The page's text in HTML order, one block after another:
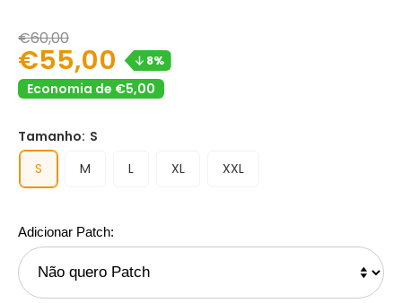
€60,00
€55,00 8%
Economia de €5,00
Tamanho: S
S
M L XL XXL
Adicionar Patch: